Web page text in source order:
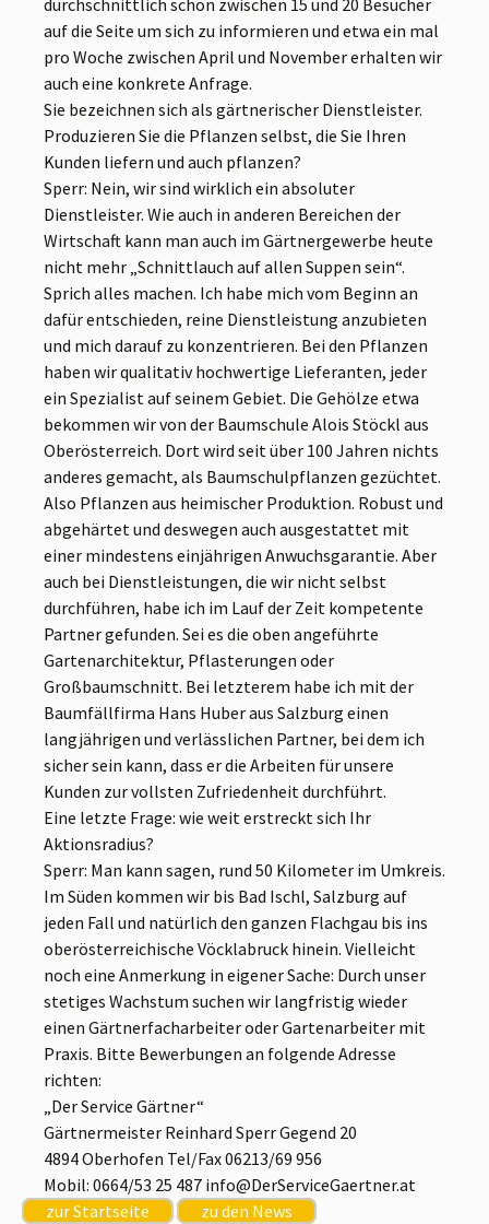
durchschnittlich schon zwischen 15 und 20 Besucher
auf die Seite um sich zu informieren und etwa ein mal
pro Woche zwischen April und November erhalten wir
auch eine konkrete Anfrage.
Sie bezeichnen sich als gärtnerischer Dienstleister.
Produzieren Sie die Pflanzen selbst, die Sie Ihren
Kunden liefern und auch pflanzen?
Sperr: Nein, wir sind wirklich ein absoluter
Dienstleister. Wie auch in anderen Bereichen der
Wirtschaft kann man auch im Gärtnergewerbe heute
nicht mehr „Schnittlauch auf allen Suppen sein“.
Sprich alles machen. Ich habe mich vom Beginn an
dafür entschieden, reine Dienstleistung anzubieten
und mich darauf zu konzentrieren. Bei den Pflanzen
haben wir qualitativ hochwertige Lieferanten, jeder
ein Spezialist auf seinem Gebiet. Die Gehölze etwa
bekommen wir von der Baumschule Alois Stöckl aus
Oberösterreich. Dort wird seit über 100 Jahren nichts
anderes gemacht, als Baumschulpflanzen gezüchtet.
Also Pflanzen aus heimischer Produktion. Robust und
abgehärtet und deswegen auch ausgestattet mit
einer mindestens einjährigen Anwuchsgarantie. Aber
auch bei Dienstleistungen, die wir nicht selbst
durchführen, habe ich im Lauf der Zeit kompetente
Partner gefunden. Sei es die oben angeführte
Gartenarchitektur, Pflasterungen oder
Großbaumschnitt. Bei letzterem habe ich mit der
Baumfällfirma Hans Huber aus Salzburg einen
langjährigen und verlässlichen Partner, bei dem ich
sicher sein kann, dass er die Arbeiten für unsere
Kunden zur vollsten Zufriedenheit durchführt.
Eine letzte Frage: wie weit erstreckt sich Ihr
Aktionsradius?
Sperr: Man kann sagen, rund 50 Kilometer im Umkreis.
Im Süden kommen wir bis Bad Ischl, Salzburg auf
jeden Fall und natürlich den ganzen Flachgau bis ins
oberösterreichische Vöcklabruck hinein. Vielleicht
noch eine Anmerkung in eigener Sache: Durch unser
stetiges Wachstum suchen wir langfristig wieder
einen Gärtnerfacharbeiter oder Gartenarbeiter mit
Praxis. Bitte Bewerbungen an folgende Adresse
richten:
„Der Service Gärtner“
Gärtnermeister Reinhard Sperr Gegend 20
4894 Oberhofen Tel/Fax 06213/69 956
Mobil: 0664/53 25 487 info@DerServiceGaertner.at
zur Startseite
zu den News